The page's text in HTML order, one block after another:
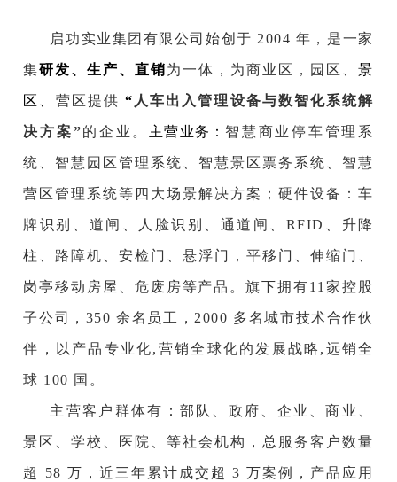
启功实业集团有限公司始创于 2004 年，是一家
集研发、生产、直销为一体，为商业区，园区、景
区、 营区提供 “ 人车出入管理设备与数智化系统解
决方案”的企业。 主营业务： 智慧商业停车管理系
统、智慧园区管理系统、 智慧景区票务系统、 智慧
营区管理系统等四大场景解决方案；硬件设备：车
牌识别、道闸、人脸识别、通道闸、RFID、升降
柱、路障机、安检门、悬浮门，平移门、伸缩门、
岗亭移动房屋、危废房等产品。旗下拥有11家控股
子公司，350 余名员工，2000 多名城市技术合作伙
伴，以产品专业化,营销全球化的发展战略,远销全
球 100 国。
主营客户群体有：部队、政府、企业、商业、
景区、学校、医院、等社会机构，总服务客户数量
超 58 万，近三年累计成交超 3 万案例，产品应用